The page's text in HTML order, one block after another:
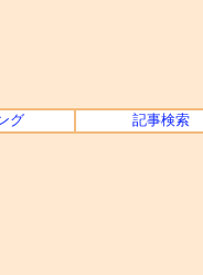
グ 記事検索